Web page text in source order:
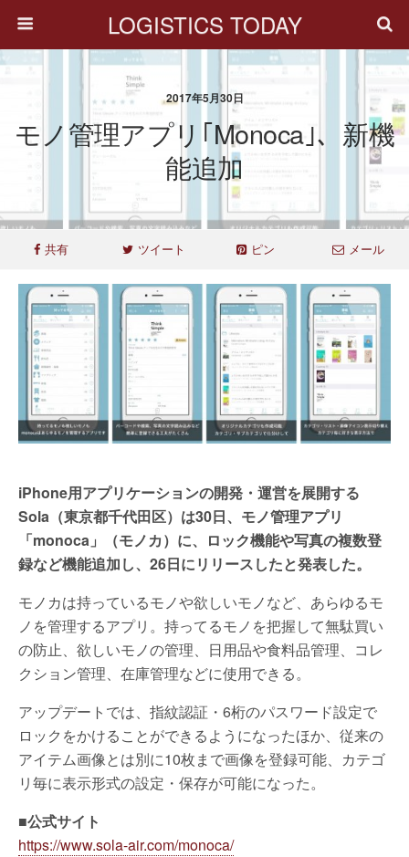
LOGISTICS TODAY
2017年5月30日
モノ管理アプリ｢monoca｣、新機
能追加
共有 ツイート ピン メール
iPhone用アプリケーションの開発・運営を展開する
Sola（東京都千代田区）は30日、モノ管理アプリ
「monoca」（モノカ）に、ロック機能や写真の複数登
録など機能追加し、26日にリリースしたと発表した。
モノカは持っているモノや欲しいモノなど、あらゆるモ
ノを管理するアプリ。持ってるモノを把握して無駄買い
の防止、欲しいモノの管理、日用品や食料品管理、コレ
クション管理、在庫管理などに使用できる。
アップデートでは、指紋認証・6桁のパスワード設定で
ロックをかけることができるようになったほか、従来の
アイテム画像とは別に10枚まで画像を登録可能、カテゴ
リ毎に表示形式の設定・保存が可能になった。
■公式サイト
https://www.sola-air.com/monoca/